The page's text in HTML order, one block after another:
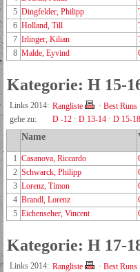
5 Dingfelder, Philipp
6 Holland, Till
7 Irlinger, Kilian
8 Malde, Eyvind
Kategorie: H 15-
Links 2014: Rangliste · Best Runs
gehe zu:
D -12 · D 13-14 · D 15-18
Name
1 Casanova, Riccardo
2 Schwarck, Philipp
3 Lorenz, Timon
4 Brandl, Lorenz
5 Eichenseher, Vincent
Kategorie: H 17-
Links 2014: Rangliste · Best Runs